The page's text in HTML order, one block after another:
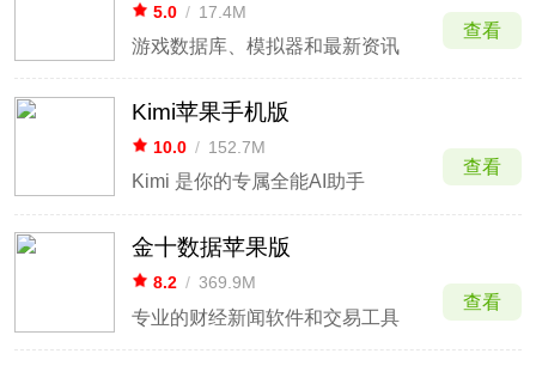
5.0 / 17.4M
游戏数据库、模拟器和最新资讯
查看
Kimi苹果手机版
10.0 / 152.7M
Kimi 是你的专属全能AI助手
查看
金十数据苹果版
8.2 / 369.9M
专业的财经新闻软件和交易工具
查看